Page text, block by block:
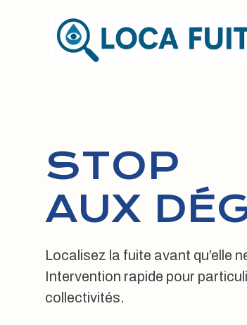
STOP
AUX
Localisez la fuite avant qu’elle
Intervention rapide pour
collectivités.